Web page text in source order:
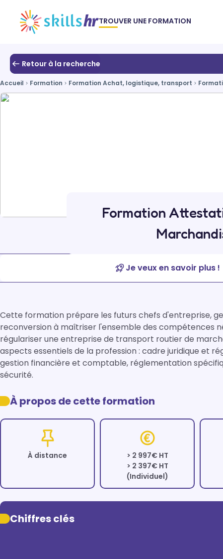
TROUVER UNE FORMATION
Retour à la recherche
Accueil Formation Formation Achat, logistique, transport
Formation
Je veux en savoir plus !
Cette formation prépare les futurs chefs d'entreprise,
reconversion à maîtriser l'ensemble des compétences
régulariser une entreprise de transport routier de
aspects essentiels de la profession : cadre juridique et
gestion financière et comptable, réglementation
sécurité.
À propos de cette formation
À distance
> 2 997€ HT
> 2 397€ HT
(Individuel)
Chiffres clés